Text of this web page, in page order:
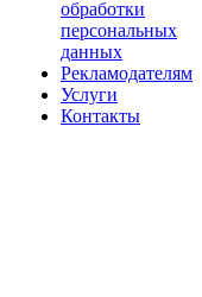
обработки
персональных
данных
Рекламодателям
Услуги
Контакты